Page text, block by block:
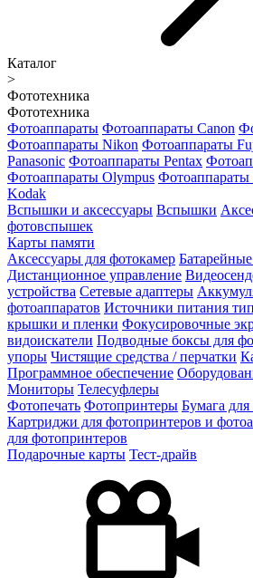
Каталог
>
Фототехника
Фототехника
Фотоаппараты Фотоаппараты Canon
Фотоаппараты Nikon Фотоаппараты
Panasonic Фотоаппараты Pentax
Фотоаппараты Olympus Фотоаппараты
Kodak
Вспышки и аксессуары Вспышки
фотовспышек
Карты памяти
Аксессуары для фотокамер
Дистанционное управление
устройства Сетевые адаптеры
фотоаппаратов Источники питания
крышки и пленки Фокусировочные
видоискатели Подводные боксы для
упоры Чистящие средства / перчатки
Программное обеспечение
Мониторы Телесуфлеры
Фотопечать Фотопринтеры Бумага
Картриджи для фотопринтеров и
для фотопринтеров
Подарочные карты Тест-драйв